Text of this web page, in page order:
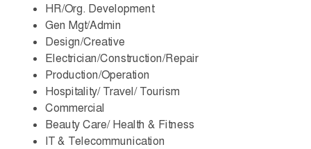
HR/Org. Development
Gen Mgt/Admin
Design/Creative
Electrician/Construction/Repair
Production/Operation
Hospitality/ Travel/ Tourism
Commercial
Beauty Care/ Health & Fitness
IT & Telecommunication